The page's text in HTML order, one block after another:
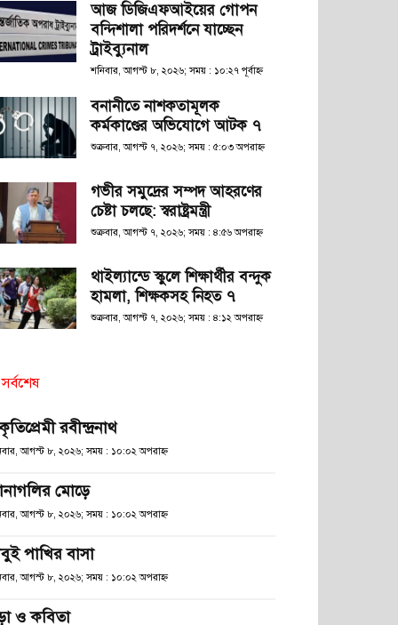
আজ ডিজিএফআইয়ের গোপন
বন্দিশালা পরিদর্শনে যাচ্ছেন
ট্রাইব্যুনাল
শনিবার, আগস্ট ৮, ২০২৬; সময় : ১০:২৭ পূর্বাহ্ণ
বনানীতে নাশকতামূলক
কর্মকাণ্ডের অভিযোগে আটক ৭
শুক্রবার, আগস্ট ৭, ২০২৬; সময় : ৫:০৩ অপরাহ্ণ
গভীর সমুদ্রের সম্পদ আহরণের
চেষ্টা চলছে: স্বরাষ্ট্রমন্ত্রী
শুক্রবার, আগস্ট ৭, ২০২৬; সময় : ৪:৫৬ অপরাহ্ণ
থাইল্যান্ডে স্কুলে শিক্ষার্থীর বন্দুক
হামলা, শিক্ষকসহ নিহত ৭
শুক্রবার, আগস্ট ৭, ২০২৬; সময় : ৪:১২ অপরাহ্ণ
সর্বশেষ
রবীন্দ্রনাথ
আগস্ট ৮, ২০২৬; সময় : ১০:০২ অপরাহ্ণ
মোড়ে
আগস্ট ৮, ২০২৬; সময় : ১০:০২ অপরাহ্ণ
পাখির বাসা
আগস্ট ৮, ২০২৬; সময় : ১০:০২ অপরাহ্ণ
ও কবিতা